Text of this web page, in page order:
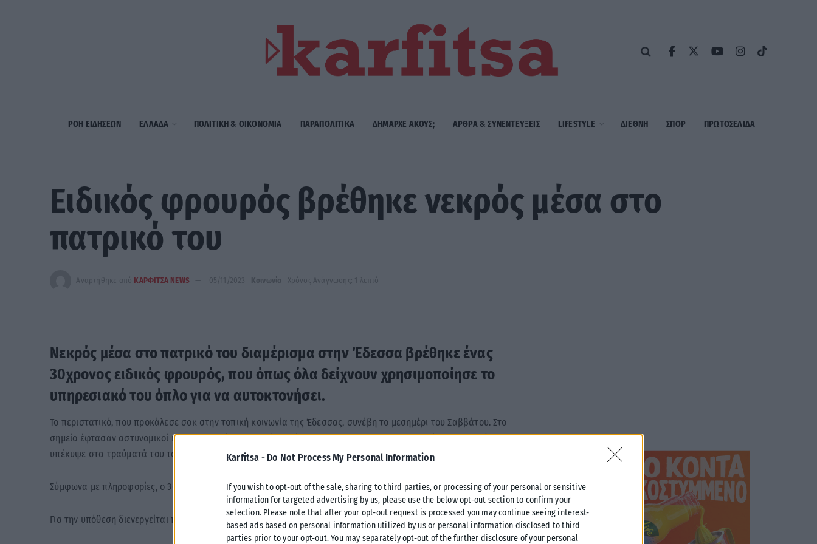
Karfitsa - Do Not Process My Personal Information
If you wish to opt-out of the sale, sharing to third parties, or processing of your personal or sensitive
information for targeted advertising by us, please use the below opt-out section to confirm your
selection. Please note that after your opt-out request is processed you may continue seeing interest-
based ads based on personal information utilized by us or personal information disclosed to third
parties prior to your opt-out. You may separately opt-out of the further disclosure of your personal
ΡΟΗ ΕΙΔΗΣΕΩΝ ΕΛΛΑΔΑ ΠΟΛΙΤΙΚΗ & ΟΙΚΟΝΟΜΙΑ ΠΑΡΑΠΟΛΙΤΙΚΑ ΔΗΜΑΡΧE ΑΚΟΥΣ; ΑΡΘΡΑ & ΣΥΝΕΝΤΕΥΞΕΙΣ LIFESTYLE ΔΙΕΘΝΗ ΣΠΟΡ ΠΡΩΤΟΣΈΛΙΔΑ
Ειδικός φρουρός βρέθηκε νεκρός μέσα στο
πατρικό του
Αναρτήθηκε από ΚΑΡΦΙΤΣΑ NEWS 05/11/2023 Κοινωνία Χρόνος Ανάγνωσης: 1 λεπτό
Νεκρός μέσα στο πατρικό του διαμέρισμα στην Έδεσσα βρέθηκε ένας
30χρονος ειδικός φρουρός, που όπως όλα δείχνουν χρησιμοποίησε το
υπηρεσιακό του όπλο για να αυτοκτονήσει.
Το περιστατικό, που προκάλεσε σοκ στην τοπική κοινωνία της Έδεσσας, συνέβη το μεσημέρι του Σαββάτου. Στο
σημείο έφτασαν αστυνομικοί και ασθενοφόρο, το οποίο μετέφερε τον 30χρονο στο Νοσοκομείο Έδεσσας, όπου
υπέκυψε στα τραύματά του του.
Σύμφωνα με πληροφορίες, ο 30χρονος ήταν παντρεμένος και περίμενε το πρώτο του παιδί.
Για την υπόθεση διενεργείται προανάκριση και έρευνα.